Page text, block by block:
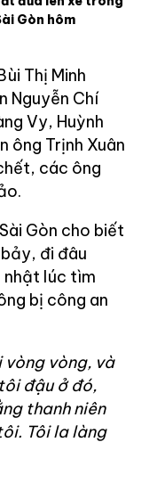
Gòn hôm
Thị Minh
Nguyễn Chí
Vy, Huỳnh
ông Trịnh Xuân
các ông
Gòn cho biết
đi đâu
nhật lúc tìm
bị công an
vòng vòng, và
đậu ở đó,
thanh niên
Tôi la làng